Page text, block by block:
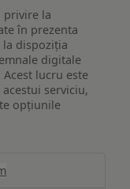
privire la
în prezenta
dispoziția
digitale
lucru este
serviciu,
opțiunile